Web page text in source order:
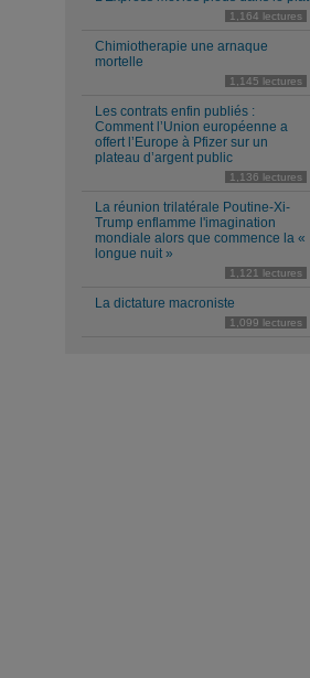
1,164 lectures
Chimiotherapie une arnaque
mortelle
1,145 lectures
Les contrats enfin publiés :
Comment l’Union européenne a
offert l’Europe à Pfizer sur un
plateau d’argent public
1,136 lectures
La réunion trilatérale Poutine-Xi-
Trump enflamme l'imagination
mondiale alors que commence la «
longue nuit »
1,121 lectures
La dictature macroniste
1,099 lectures